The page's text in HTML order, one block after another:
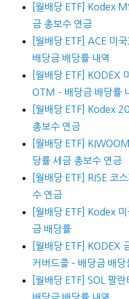
[월배당 ETF] Kodex
금 총보수 연금
[월배당 ETF] ACE 미
배당금 배당률 내역
[월배당 ETF] KODEX
OTM – 배당금 배당률
[월배당 ETF] Kodex
총보수 연금
[월배당 ETF]
당률 세금 총보수 연금
[월배당 ETF] RISE 코
수 연금
[월배당 ETF] Kodex
금 배당률
[월배당 ETF] KODEX
커버드콜 – 배당금 배당
[월배당 ETF] SOL 팔
배당금 배당률 내역